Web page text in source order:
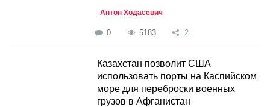
Антон Ходасевич
0 5183 2
Казахстан позволит США
использовать порты на Каспийском
море для переброски военных
грузов в Афганистан